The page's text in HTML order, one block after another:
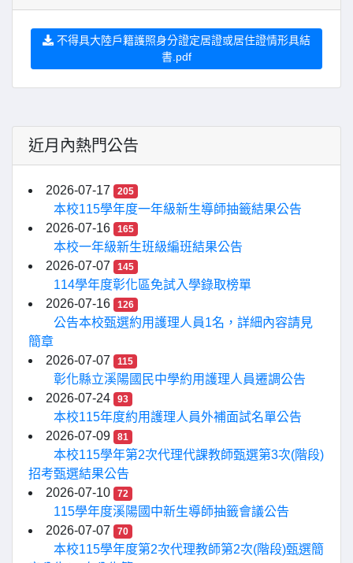
不得具大陸戶籍護照身分證定居證或居住證情形具結
書.pdf
近月內熱門公告
2026-07-17 205
本校115學年度一年級新生導師抽籤結果公告
2026-07-16
165
本校一年級新生班級編班結果公告
2026-07-07
145
114學年度彰化區免試入學錄取榜單
2026-07-16
126
公告本校甄選約用護理人員1名，詳細內容請見
簡章
2026-07-07
115
彰化縣立溪陽國民中學約用護理人員遷調公告
2026-07-24
93
本校115年度約用護理人員外補面試名單公告
2026-07-09
81
本校115學年第2次代理代課教師甄選第3次(階段)
招考甄選結果公告
2026-07-10
72
115學年度溪陽國中新生導師抽籤會議公告
2026-07-07
70
本校115學年度第2次代理教師第2次(階段)甄選簡